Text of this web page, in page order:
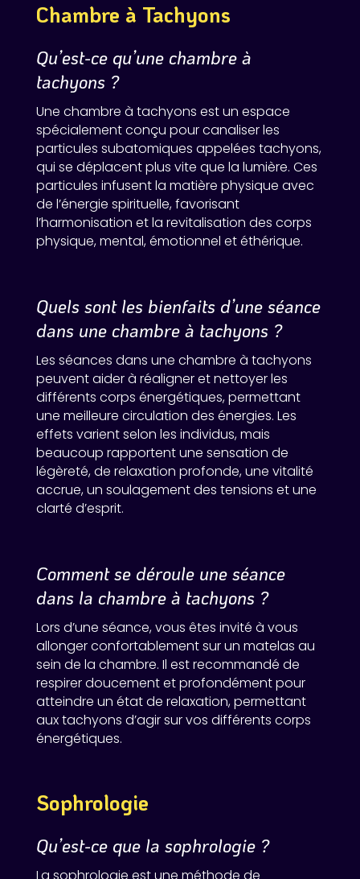
Chambre à Tachyons
Qu’est-ce qu’une chambre à
tachyons ?
Une chambre à tachyons est un espace
spécialement conçu pour canaliser les
particules subatomiques appelées tachyons,
qui se déplacent plus vite que la lumière. Ces
particules infusent la matière physique avec
de l’énergie spirituelle, favorisant
l’harmonisation et la revitalisation des corps
physique, mental, émotionnel et éthérique.
Quels sont les bienfaits d’une séance
dans une chambre à tachyons ?
Les séances dans une chambre à tachyons
peuvent aider à réaligner et nettoyer les
différents corps énergétiques, permettant
une meilleure circulation des énergies. Les
effets varient selon les individus, mais
beaucoup rapportent une sensation de
légèreté, de relaxation profonde, une vitalité
accrue, un soulagement des tensions et une
clarté d’esprit.
Comment se déroule une séance
dans la chambre à tachyons ?
Lors d’une séance, vous êtes invité à vous
allonger confortablement sur un matelas au
sein de la chambre. Il est recommandé de
respirer doucement et profondément pour
atteindre un état de relaxation, permettant
aux tachyons d’agir sur vos différents corps
énergétiques.
Sophrologie
Qu’est-ce que la sophrologie ?